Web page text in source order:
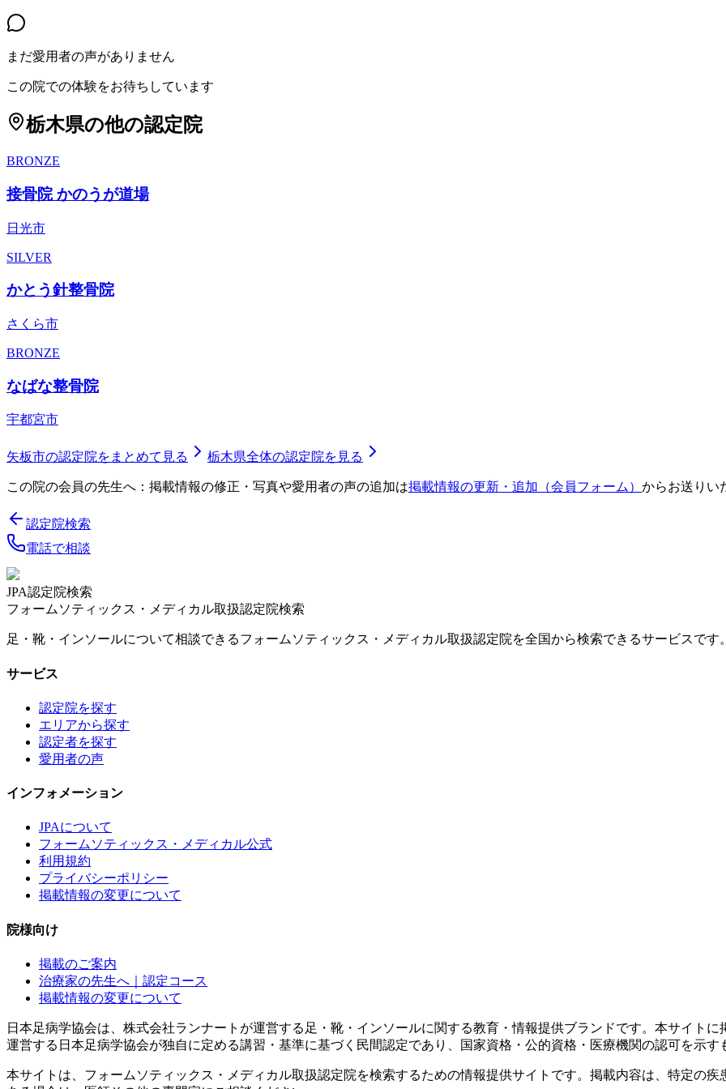
まだ愛用者の声がありません
この院での体験をお待ちしています
栃木県の他の認定院
BRONZE
接骨院 かのうが道場
日光市
SILVER
かとう針整骨院
さくら市
BRONZE
なばな整骨院
宇都宮市
矢板市の認定院をまとめて見る 栃木県全体の認定院を見る
この院の会員の先生へ：掲載情報の修正・写真や愛用者の声の追加は掲載情報の更新・追加（会員フォーム） からお送りい
認定院検索
電話で相談
JPA認定院検索
フォームソティックス・メディカル取扱認定院検索
足・靴・インソールについて相談できるフォームソティックス・メディカル取扱認定院を全国から検索できるサービスです。
サービス
認定院を探す
エリアから探す
認定者を探す
愛用者の声
インフォメーション
JPAについて
フォームソティックス・メディカル公式
利用規約
プライバシーポリシー
掲載情報の変更について
院様向け
掲載のご案内
治療家の先生へ｜認定コース
掲載情報の変更について
日本足病学協会は、株式会社ランナートが運営する足・靴・インソールに関する教育・情報提供ブランドです。本サイト
運営する日本足病学協会が独自に定める講習・基準に基づく民間認定であり、国家資格・公的資格・医療機関の認可を示す
本サイトは、フォームソティックス・メディカル取扱認定院を検索するための情報提供サイトです。掲載内容は、特定の